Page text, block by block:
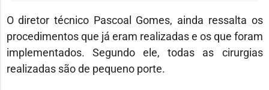
O diretor técnico Pascoal Gomes, ainda ressalta os
procedimentos que já eram realizadas e os que foram
implementados. Segundo ele, todas as cirurgias
realizadas são de pequeno porte.